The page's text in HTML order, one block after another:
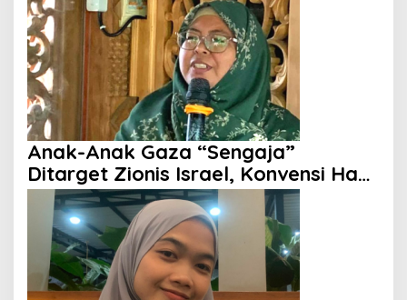
Anak-Anak Gaza “Sengaja”
Ditarget Zionis Israel, Konvensi Hak
Anak Tak Berdaya